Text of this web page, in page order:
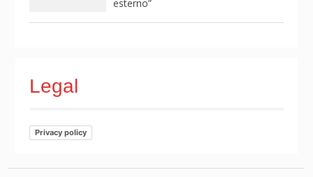
esterno”
Legal
Privacy policy